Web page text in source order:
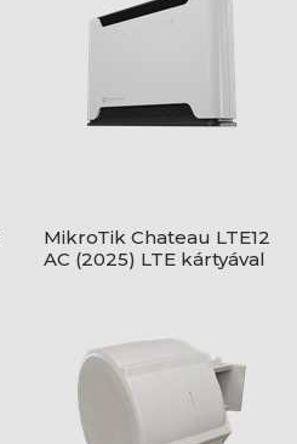
MikroTik Chateau LTE12
AC (2025) LTE kártyával